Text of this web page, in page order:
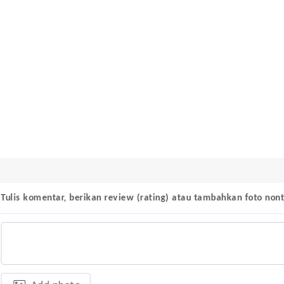
Tulis komentar, berikan review (rating) atau tambahkan foto